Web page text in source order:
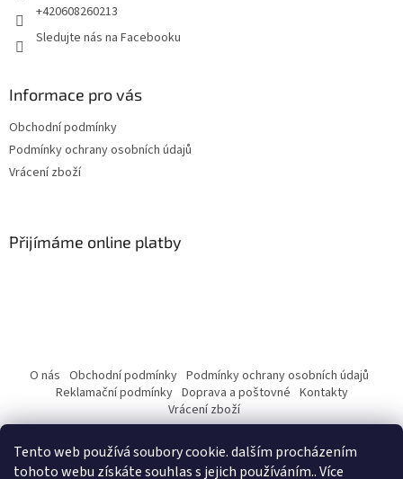
Tento web používá soubory cookie. dalším procházením
tohoto webu získáte souhlas s jejich používáním.. Více
+420608260213
Sledujte nás na Facebooku
Informace pro vás
Obchodní podmínky
Podmínky ochrany osobních údajů
Vrácení zboží
Přijímáme online platby
O nás Obchodní podmínky Podmínky ochrany osobních údajů
Reklamační podmínky Doprava a poštovné Kontakty
Vrácení zboží